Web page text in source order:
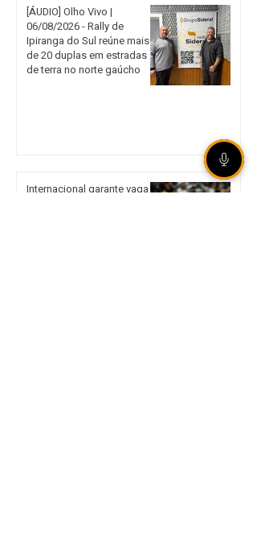
[ÁUDIO] Olho Vivo |
06/08/2026 - Rally de
Ipiranga do Sul reúne mais
de 20 duplas em estradas
de terra no norte gaúcho
Internacional garante vaga